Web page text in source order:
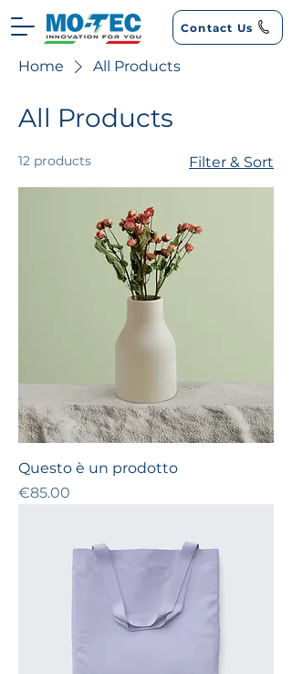
Contact Us
Home All Products
All Products
12 products Filter & Sort
Questo è un prodotto
Price
€85.00